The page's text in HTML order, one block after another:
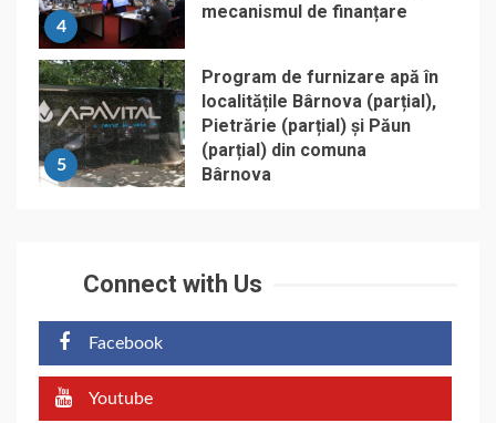
4
mecanismul de finanțare
5
Program de furnizare apă în
localitățile Bârnova (parțial),
Pietrărie (parțial) și Păun
(parțial) din comuna
Bârnova
Connect with Us
Facebook
Youtube